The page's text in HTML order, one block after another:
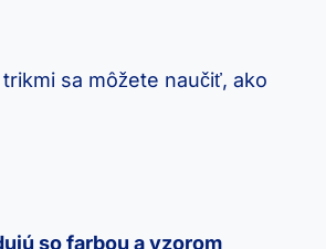
sa môžete naučiť, ako
so farbou a vzorom